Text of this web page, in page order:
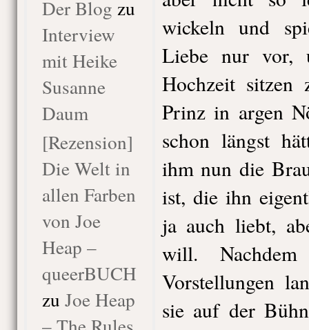
Der Blog zu
Interview
mit Heike
Susanne
Daum
[Rezension]
Die Welt in
allen Farben
von Joe
Heap –
queerBUCH
zu Joe Heap
wickeln und
Liebe nur vor,
Hochzeit sitzen
Prinz in argen
schon längst
ihm nun die
ist, die ihn
ja auch liebt,
will.
Vorstellungen
sie auf der